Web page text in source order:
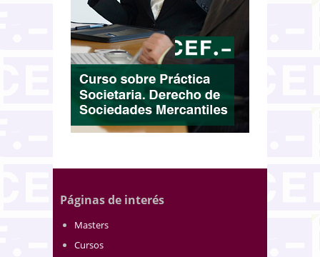
Páginas de interés
Masters
Cursos